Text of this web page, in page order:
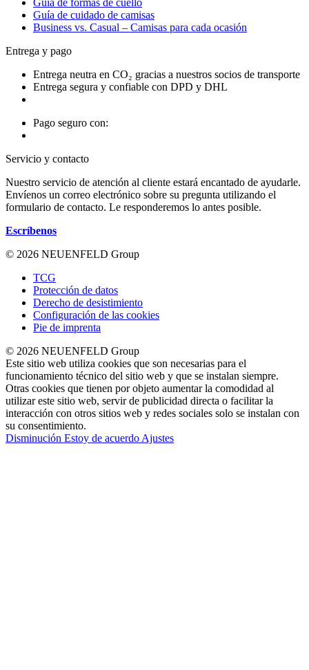
Guía de formas de cuello
Guía de cuidado de camisas
Business vs. Casual – Camisas para cada ocasión
Entrega y pago
Entrega neutra en CO₂ gracias a nuestros socios de transporte
Entrega segura y confiable con DPD y DHL
Pago seguro con:
Servicio y contacto
Nuestro servicio de atención al cliente estará encantado de ayudarle.
Envíenos un correo electrónico sobre su pregunta utilizando el
formulario de contacto. Le responderemos lo antes posible.
Escríbenos
© 2026 NEUENFELD Group
TCG
Protección de datos
Derecho de desistimiento
Configuración de las cookies
Pie de imprenta
© 2026 NEUENFELD Group
Este sitio web utiliza cookies que son necesarias para el
funcionamiento técnico del sitio web y que se instalan siempre.
Otras cookies que tienen por objeto aumentar la comodidad al
utilizar este sitio web, servir de publicidad directa o facilitar la
interacción con otros sitios web y redes sociales solo se instalan con
su consentimiento.
Disminución Estoy de acuerdo Ajustes